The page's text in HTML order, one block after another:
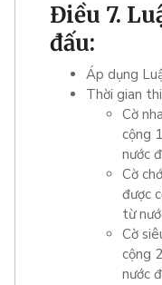
Điều 7.
đấu:
Áp dụng
Thời gian
Cờ
cộng
nước
Cờ
được
từ
Cờ
cộng
nước